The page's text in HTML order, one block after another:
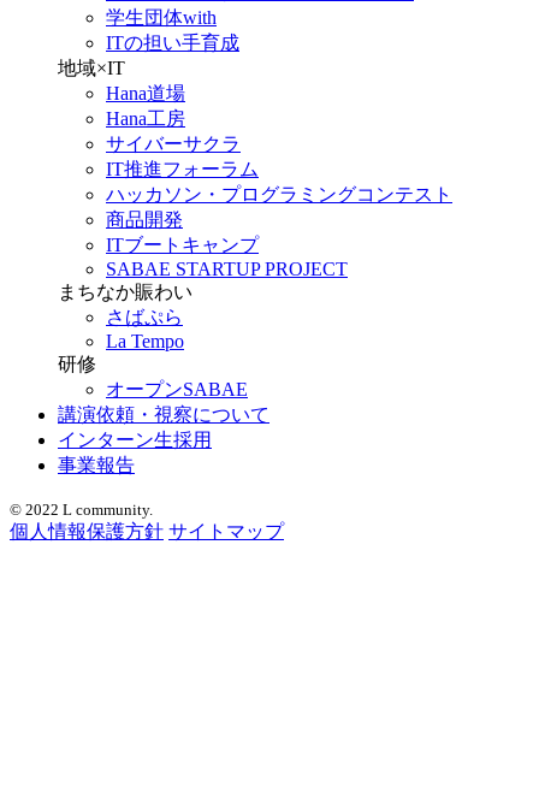
学生団体with
ITの担い手育成
地域×IT
Hana道場
Hana工房
サイバーサクラ
IT推進フォーラム
ハッカソン・プログラミングコンテスト
商品開発
ITブートキャンプ
SABAE STARTUP PROJECT
まちなか賑わい
さばぷら
La Tempo
研修
オープンSABAE
講演依頼・視察について
インターン生採用
事業報告
© 2022 L community.
個人情報保護方針 サイトマップ